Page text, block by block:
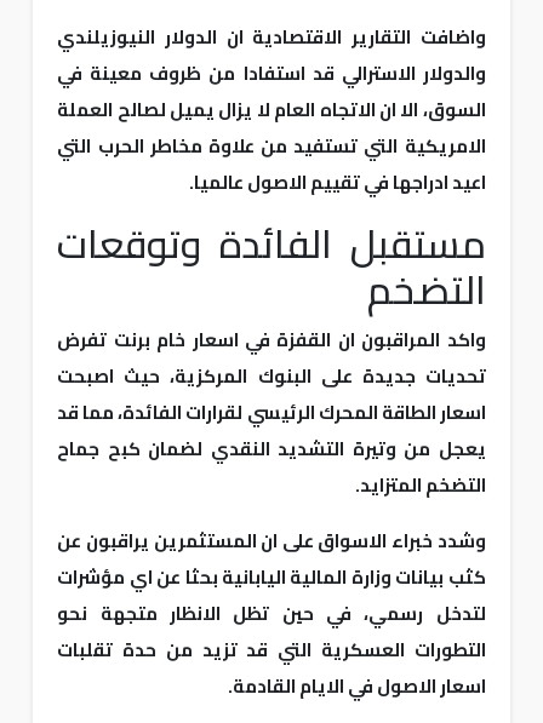
واضافت التقارير الاقتصادية ان الدولار النيوزيلندي
والدولار الاسترالي قد استفادا من ظروف معينة في
السوق، الا ان الاتجاه العام لا يزال يميل لصالح العملة
الامريكية التي تستفيد من علاوة مخاطر الحرب التي
اعيد ادراجها في تقييم الاصول عالميا.
مستقبل الفائدة وتوقعات
التضخم
واكد المراقبون ان القفزة في اسعار خام برنت تفرض
تحديات جديدة على البنوك المركزية، حيث اصبحت
اسعار الطاقة المحرك الرئيسي لقرارات الفائدة، مما قد
يعجل من وتيرة التشديد النقدي لضمان كبح جماح
التضخم المتزايد.
وشدد خبراء الاسواق على ان المستثمرين يراقبون عن
كثب بيانات وزارة المالية اليابانية بحثا عن اي مؤشرات
لتدخل رسمي، في حين تظل الانظار متجهة نحو
التطورات العسكرية التي قد تزيد من حدة تقلبات
اسعار الاصول في الايام القادمة.